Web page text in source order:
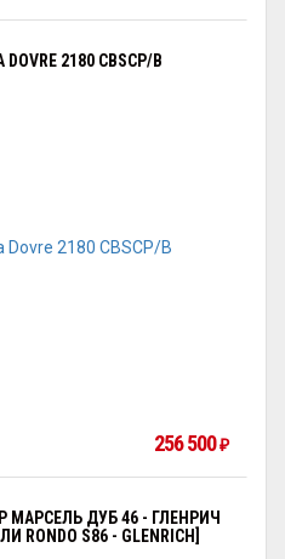
2180 CBSCP/B
256 500₽
ДУБ 46 - ГЛЕНРИЧ
RONDO S86 - GLENRICH]